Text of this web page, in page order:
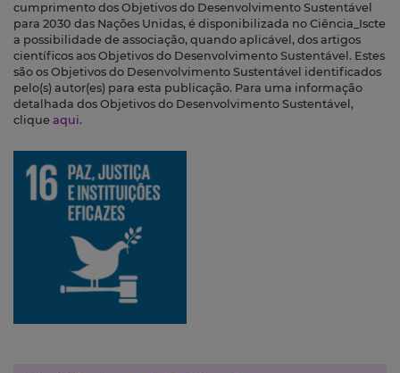
cumprimento dos Objetivos do Desenvolvimento Sustentável
para 2030 das Nações Unidas, é disponibilizada no Ciência_Iscte
a possibilidade de associação, quando aplicável, dos artigos
científicos aos Objetivos do Desenvolvimento Sustentável. Estes
são os Objetivos do Desenvolvimento Sustentável identificados
pelo(s) autor(es) para esta publicação. Para uma informação
detalhada dos Objetivos do Desenvolvimento Sustentável,
clique aqui.